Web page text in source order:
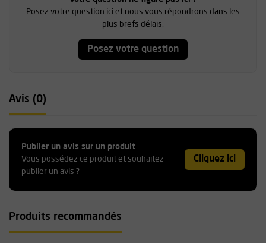
Posez votre question ici et nous vous répondrons dans les
plus brefs délais.
Posez votre question
Avis (0)
Publier un avis sur un produit
Vous possédez ce produit et souhaitez
publier un avis ?
Cliquez ici
Produits recommandés